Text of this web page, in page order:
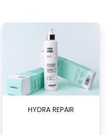
HYDRA REPAIR